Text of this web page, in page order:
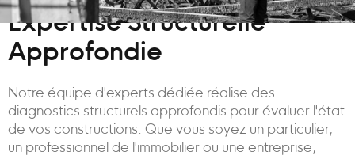
Expertise Structurelle
Approfondie
Notre équipe d'experts dédiée réalise des
diagnostics structurels approfondis pour évaluer l'état
de vos constructions. Que vous soyez un particulier,
un professionnel de l'immobilier ou une entreprise,